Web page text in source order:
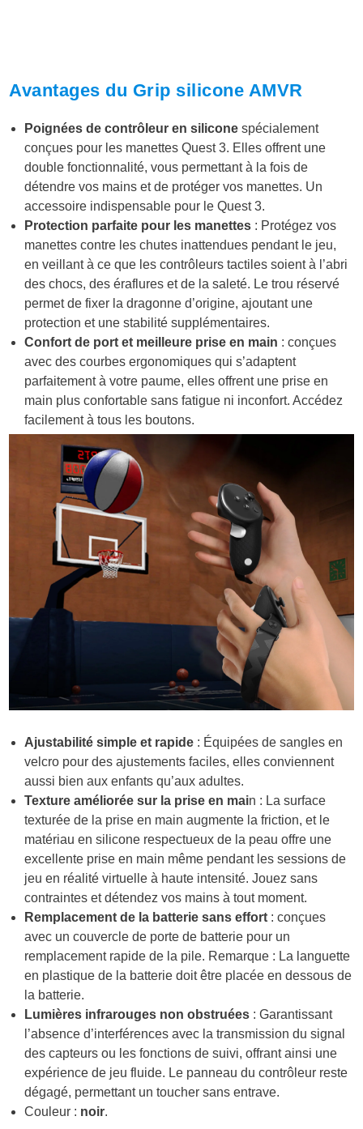
Avantages du Grip silicone AMVR
Poignées de contrôleur en silicone spécialement
conçues pour les manettes Quest 3. Elles offrent une
double fonctionnalité, vous permettant à la fois de
détendre vos mains et de protéger vos manettes. Un
accessoire indispensable pour le Quest 3.
Protection parfaite pour les manettes : Protégez vos
manettes contre les chutes inattendues pendant le jeu,
en veillant à ce que les contrôleurs tactiles soient à l’abri
des chocs, des éraflures et de la saleté. Le trou réservé
permet de fixer la dragonne d’origine, ajoutant une
protection et une stabilité supplémentaires.
Confort de port et meilleure prise en main : conçues
avec des courbes ergonomiques qui s’adaptent
parfaitement à votre paume, elles offrent une prise en
main plus confortable sans fatigue ni inconfort. Accédez
facilement à tous les boutons.
Ajustabilité simple et rapide : Équipées de sangles en
velcro pour des ajustements faciles, elles conviennent
aussi bien aux enfants qu’aux adultes.
Texture améliorée sur la prise en main : La surface
texturée de la prise en main augmente la friction, et le
matériau en silicone respectueux de la peau offre une
excellente prise en main même pendant les sessions de
jeu en réalité virtuelle à haute intensité. Jouez sans
contraintes et détendez vos mains à tout moment.
Remplacement de la batterie sans effort : conçues
avec un couvercle de porte de batterie pour un
remplacement rapide de la pile. Remarque : La languette
en plastique de la batterie doit être placée en dessous de
la batterie.
Lumières infrarouges non obstruées : Garantissant
l’absence d’interférences avec la transmission du signal
des capteurs ou les fonctions de suivi, offrant ainsi une
expérience de jeu fluide. Le panneau du contrôleur reste
dégagé, permettant un toucher sans entrave.
Couleur : noir.